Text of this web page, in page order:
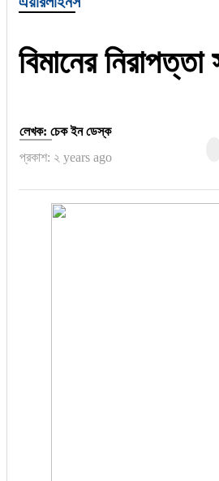
হজ-ওমরাহ
ভিডিও
বিমানের
লেখক: চেক ইন ডেস্ক
প্রকাশ: ২ years ago